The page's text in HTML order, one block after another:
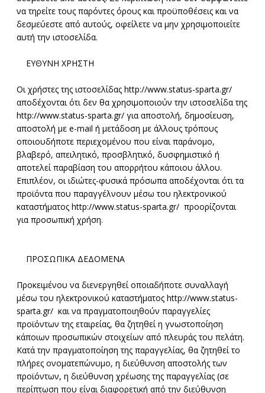
να τηρείτε τους παρόντες όρους και προϋποθέσεις και να
δεσμεύεστε από αυτούς, οφείλετε να μην χρησιμοποιείτε
αυτή την ιστοσελίδα.
ΕΥΘΥΝΗ ΧΡΗΣΤΗ
Οι χρήστες της ιστοσελίδας http://www.status-sparta.gr/
αποδέχονται ότι δεν θα χρησιμοποιούν την ιστοσελίδα της
http://www.status-sparta.gr/ για αποστολή, δημοσίευση,
αποστολή με e-mail ή μετάδοση με άλλους τρόπους
οποιουδήποτε περιεχομένου που είναι παράνομο,
βλαβερό, απειλητικό, προσβλητικό, δυσφημιστικό ή
αποτελεί παραβίαση του απορρήτου κάποιου άλλου.
Επιπλέον, οι ιδιώτες-φυσικά πρόσωπα αποδέχονται ότι τα
προϊόντα που παραγγέλνουν μέσω του ηλεκτρονικού
καταστήματος http://www.status-sparta.gr/ προορίζονται
για προσωπική χρήση.
ΠΡΟΣΩΠΙΚA ΔΕΔΟΜΕΝA
Προκειμένου να διενεργηθεί οποιαδήποτε συναλλαγή
μέσω του ηλεκτρονικού καταστήματος http://www.status-
sparta.gr/ και να πραγματοποιηθούν παραγγελίες
προϊόντων της εταιρείας, θα ζητηθεί η γνωστοποίηση
κάποιων προσωπικών στοιχείων από πλευράς του πελάτη.
Κατά την πραγματοποίηση της παραγγελίας, θα ζητηθεί το
πλήρες ονοματεπώνυμο, η διεύθυνση αποστολής των
προϊόντων, η διεύθυνση χρέωσης της παραγγελίας (σε
περίπτωση που είναι διαφορετική από την διεύθυνση